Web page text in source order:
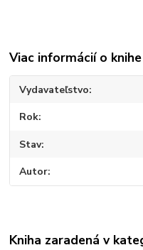
Viac informácií o knihe
Vydavateľstvo
Rok
Stav
Autor
Kniha zaradená v